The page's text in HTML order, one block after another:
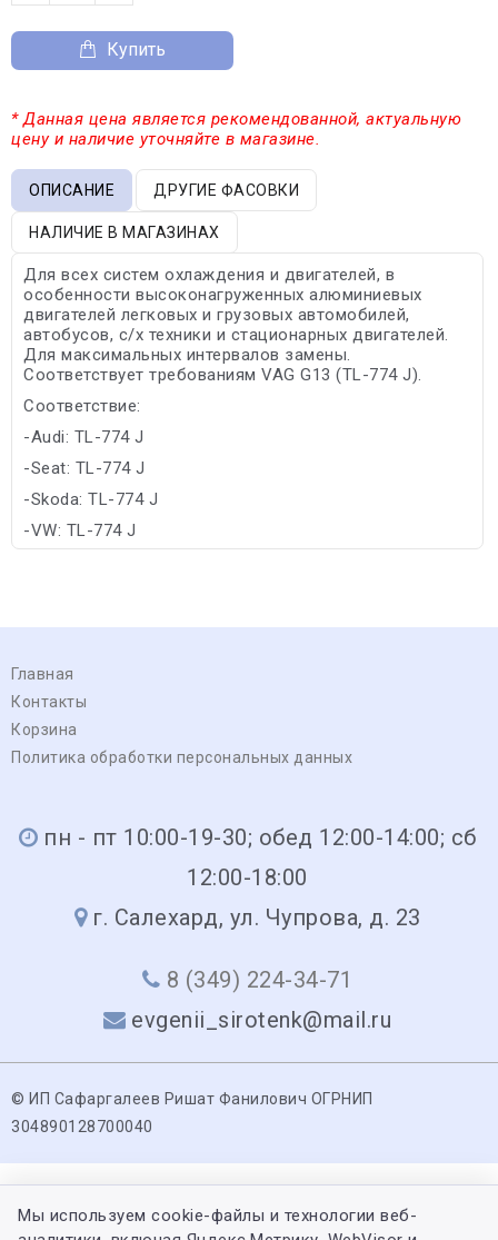
Купить
* Данная цена является рекомендованной, актуальную
цену и наличие уточняйте в магазине.
ОПИСАНИЕ ДРУГИЕ ФАСОВКИ
НАЛИЧИЕ В МАГАЗИНАХ
Для всех систем охлаждения и двигателей, в
особенности высоконагруженных алюминиевых
двигателей легковых и грузовых автомобилей,
автобусов, с/х техники и стационарных двигателей.
Для максимальных интервалов замены.
Соответствует требованиям VAG G13 (TL-774 J).
Соответствие:
-Audi: TL-774 J
-Seat: TL-774 J
-Skoda: TL-774 J
-VW: TL-774 J
Главная
Контакты
Корзина
Политика обработки персональных данных
пн - пт 10:00-19-30; обед 12:00-14:00; сб
12:00-18:00
г. Салехард, ул. Чупрова, д. 23
8 (349) 224-34-71
evgenii_sirotenk@mail.ru
© ИП Сафаргалеев Ришат Фанилович ОГРНИП
304890128700040
Мы используем cookie-файлы и технологии веб-